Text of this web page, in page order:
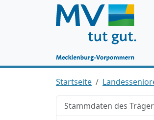
Startseite
Stammdaten des